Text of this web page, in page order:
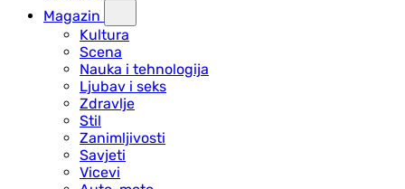
Magazin
Kultura
Scena
Nauka i tehnologija
Ljubav i seks
Zdravlje
Stil
Zanimljivosti
Savjeti
Vicevi